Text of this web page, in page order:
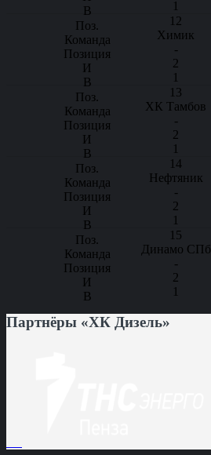
1
12
Химик
-
2
1
13
ХК Тамбов
-
2
1
14
Нефтяник
-
2
1
15
Динамо СПб
-
2
1
Партнёры «ХК Дизель»